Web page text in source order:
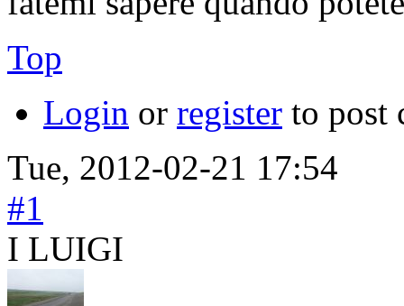
Top
Login or register to post
Tue, 2012-02-21 17:54
#1
I LUIGI